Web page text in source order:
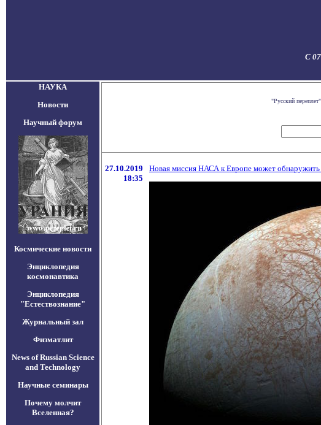
С
НАУКА
Новости
Научный форум
Космические новости
Энциклопедия
космонавтика
Энциклопедия
"Естествознание"
Журнальный зал
Физматлит
News of Russian Science
and Technology
Научные семинары
Почему молчит
Вселенная?
"Русский
27.10.2019
18:35
Новая миссия НАСА к Европе может обнаружить